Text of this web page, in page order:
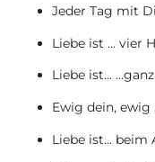
Jeder Tag mit
Liebe ist ... vier
Liebe ist...
Ewig dein,
Liebe ist... beim